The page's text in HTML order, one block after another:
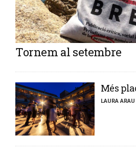
Tornem al setembre
​Més
LAURA ARAU